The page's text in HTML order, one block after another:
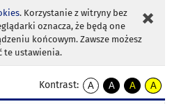
. Korzystanie z witryny bez
oznacza, że będą one
końcowym. Zawsze możesz
te ustawienia.
Kontrast:
A
kontrast
A
kontrast
A
kontrast
A